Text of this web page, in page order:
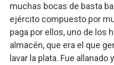
muchas bocas de basta
ejército compuesto por
paga por ellos, uno de los
almacén, que era el que
lavar la plata. Fue